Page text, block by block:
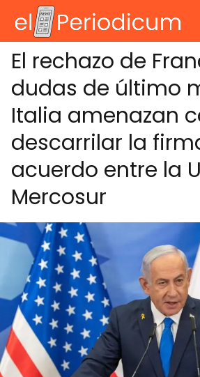
El rechazo de
dudas de último
Italia amenazan
descarrilar la
acuerdo entre la
Mercosur